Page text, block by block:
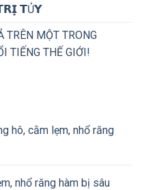
𝗧Ủ𝗬
TRÊN MỘT TRONG
TIẾNG THẾ GIỚI!
hô, cằm lẹm, nhổ răng
nhổ răng hàm bị sâu